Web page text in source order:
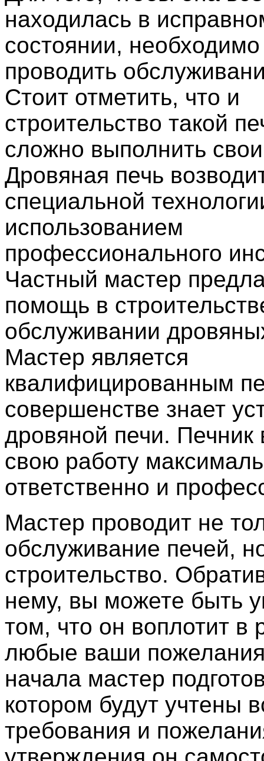
находилась в
состоянии,
проводить
Стоит отметить, что и
строительство такой
сложно выполнить
Дровяная печь
специальной
использованием
профессионального
Частный мастер
помощь в
обслуживании
Мастер является
квалифицированным
совершенстве знает
дровяной печи. Печник
свою работу
ответственно и
Мастер проводит не
обслуживание печей,
строительство.
нему, вы можете быть
том, что он воплотит в
любые ваши
начала мастер
котором будут учтены
требования и